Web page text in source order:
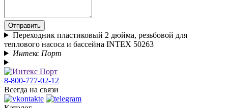
Отправить
Переходник пластиковый 2 дюйма, резьбовой для
теплового насоса и бассейна INTEX 50263
Интекс Порт
8-800-777-02-12
Всегда на связи